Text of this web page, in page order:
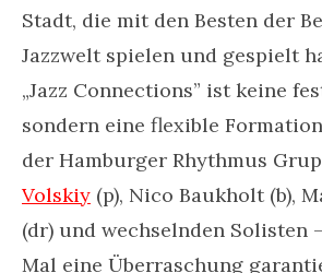
Stadt, die mit den Besten der
Jazzwelt spielen und gespielt
„Jazz Connections” ist keine
sondern eine flexible
der Hamburger Rhythmus
Volskiy (p), Nico Baukholt (b),
(dr) und wechselnden Solisten
Mal eine Überraschung